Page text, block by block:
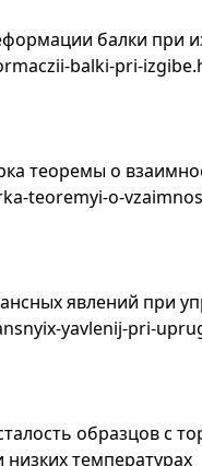
балки при
balki-pri-
теоремы о
teoremyi-o-
явлений при
yavlenij-pri-
образцов с
температурах